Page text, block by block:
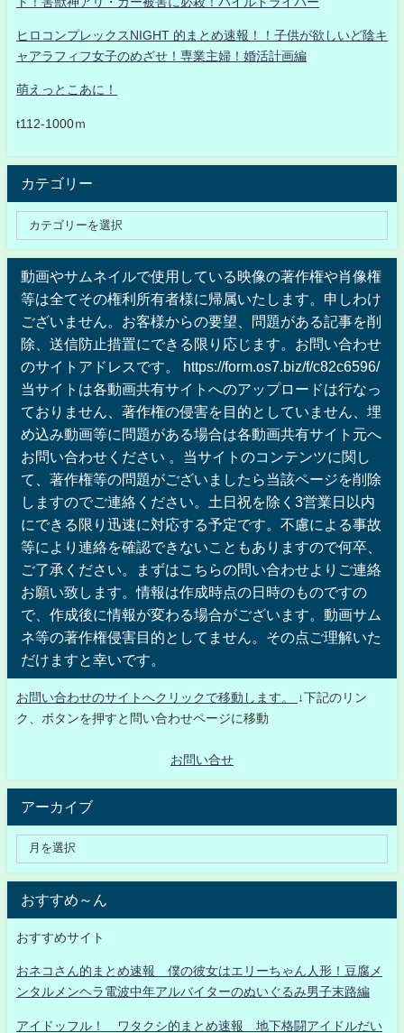
ヒロコンプレックスNIGHT 的まとめ速報！！子供が欲しいど陰キ
ャアラフィフ女子のめざせ！専業主婦！婚活計画編
萌えっとこあに！
t112-1000ｍ
カテゴリー
動画やサムネイルで使用している映像の著作権や肖像権
等は全てその権利所有者様に帰属いたします。申しわけ
ございません。お客様からの要望、問題がある記事を削
除、送信防止措置にできる限り応じます。お問い合わせ
のサイトアドレスです。 https://form.os7.biz/f/c82c6596/
当サイトは各動画共有サイトへのアップロードは行なっ
ておりません、著作権の侵害を目的としていません、埋
め込み動画等に問題がある場合は各動画共有サイト元へ
お問い合わせください 。当サイトのコンテンツに関し
て、著作権等の問題がございましたら当該ページを削除
しますのでご連絡ください。土日祝を除く3営業日以内
にできる限り迅速に対応する予定です。不慮による事故
等により連絡を確認できないこともありますので何卒、
ご了承ください。まずはこちらの問い合わせよりご連絡
お願い致します。情報は作成時点の日時のものですの
で、作成後に情報が変わる場合がございます。動画サム
ネ等の著作権侵害目的としてません。その点ご理解いた
だけますと幸いです。
お問い合わせのサイトへクリックで移動します。
↓下記のリン
ク、ボタンを押すと問い合わせページに移動
お問い合せ
アーカイブ
おすすめ～ん
おすすめサイト
おネコさん的まとめ速報 僕の彼女はエリーちゃん人形！豆腐メ
ンタルメンヘラ電波中年アルバイターのぬいぐるみ男子末路編
アイドッフル！ ワタクシ的まとめ速報 地下格闘アイドルだい